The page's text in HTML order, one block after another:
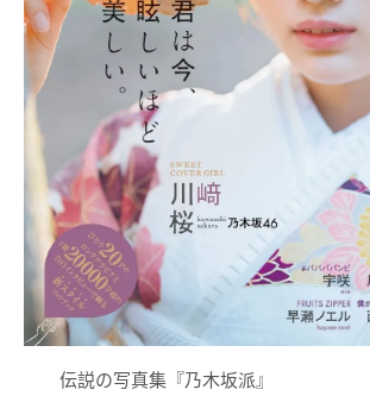
伝説の写真集『乃木坂派』